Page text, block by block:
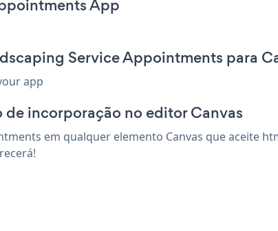
App
Service Appointments para
app
incorporação no editor Canvas
em qualquer elemento Canvas que aceite